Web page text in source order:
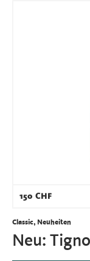
150 CHF
Classic, Neuheiten
Neu: